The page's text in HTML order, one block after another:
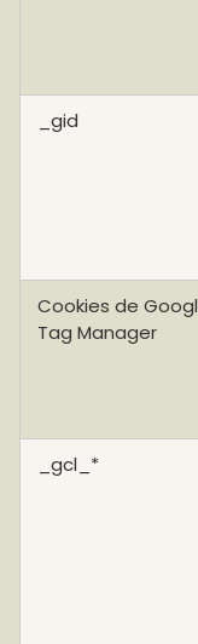
_gid
Cookies de
Tag Manager
_gcl_*